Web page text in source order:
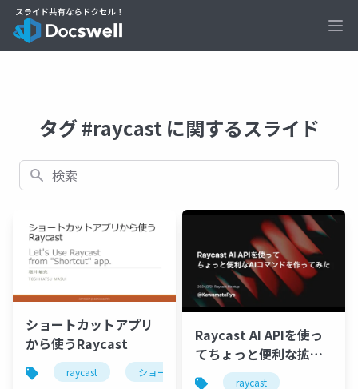
タグ #raycast に関するスライド
検索
ショートカットアプリ
から使うRaycast
raycast ショートカットアプリ
Raycast AI APIを使っ
てちょっと便利な拡張
機能を作ってみた
raycast